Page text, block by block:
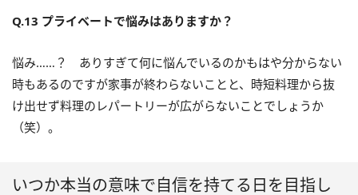
Q.13 プライベートで悩みはありますか？
悩み……？ ありすぎて何に悩んでいるのかもはや分からない
時もあるのですが家事が終わらないことと、時短料理から抜
け出せず料理のレパートリーが広がらないことでしょうか
（笑）。
いつか本当の意味で自信を持てる日を目指し